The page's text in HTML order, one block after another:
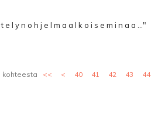
t e l y n o h j e l m a a l k o i s e m i n a a ..."
kohteesta << < 40 41 42 43 44